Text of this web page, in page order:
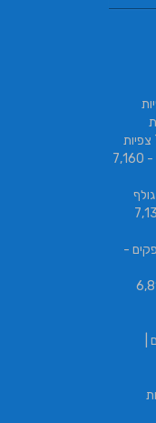
- 7,160
-
-
-
|